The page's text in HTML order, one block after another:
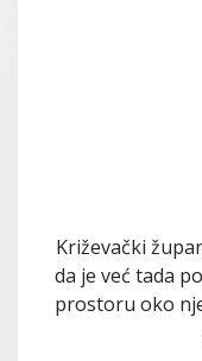
Križevački
da je već tada
prostoru oko